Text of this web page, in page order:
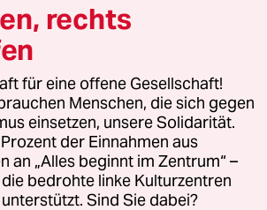
und Vertriebs GmbH
Bei rechtlichen Fragen oder für Genehmigungen
lizenzen@taz.de
Kommune-Richtlinien
Datenschutz Impressum AGB
rechts
für eine offene Gesellschaft!
Menschen, die sich gegen
einsetzen, unsere Solidarität.
der Einnahmen aus
an „Alles beginnt im Zentrum“ –
bedrohte linke Kulturzentren
Sind Sie dabei?